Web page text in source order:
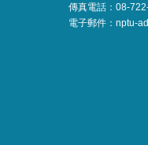
傳真電話：08-
電子郵件： nptu-